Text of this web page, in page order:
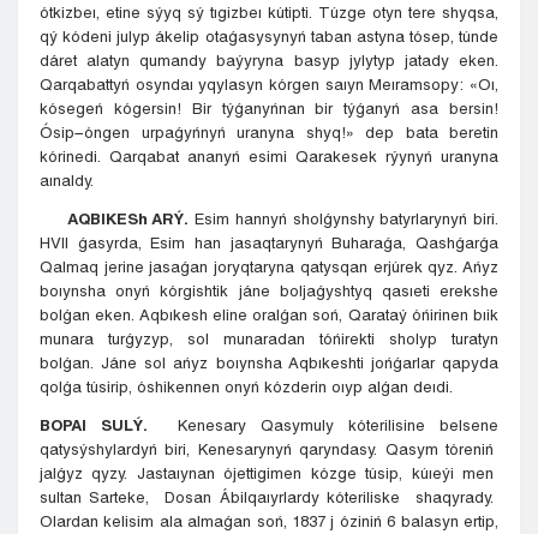
ótkizbeı, etine sýyq sý tıgizbeı kútipti. Túzge otyn tere shyqsa,
qý kódeni julyp ákelip otaǵasysynyń taban astyna tósep, túnde
dáret alatyn qumandy baýyryna basyp jylytyp jatady eken.
Qarqabattyń osyndaı yqylasyn kórgen saıyn Meıramsopy: «Oı,
kósegeń kógersin! Bir týǵanyńnan bir týǵanyń asa bersin!
Ósip−óngen urpaǵyńnyń uranyna shyq!» dep bata beretin
kórinedi. Qarqabat ananyń esimi Qarakesek rýynyń uranyna
aınaldy.
AQBIKESh ARÝ. Esim hannyń sholǵynshy batyrlarynyń biri.
HVII ǵasyrda, Esim han jasaqtarynyń Buharaǵa, Qashǵarǵa
Qalmaq jerine jasaǵan joryqtaryna qatysqan erjúrek qyz. Ańyz
boıynsha onyń kórgishtik jáne boljaǵyshtyq qasıeti erekshe
bolǵan eken. Aqbıkesh eline oralǵan soń, Qarataý óńirinen bıik
munara turǵyzyp, sol munaradan tóńirekti sholyp turatyn
bolǵan. Jáne sol ańyz boıynsha Aqbıkeshti jońǵarlar qapyda
qolǵa túsirip, óshikennen onyń kózderin oıyp alǵan deıdi.
BOPAI SULÝ. Kenesary Qasymuly kóterilisine belsene
qatysýshylardyń biri, Kenesarynyń qaryndasy. Qasym tóreniń
jalǵyz qyzy. Jastaıynan ójettigimen kózge túsip, kúıeýi men
sultan Sarteke, Dosan Ábilqaıyrlardy kóteriliske shaqyrady.
Olardan kelisim ala almaǵan soń, 1837 j óziniń 6 balasyn ertip,